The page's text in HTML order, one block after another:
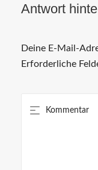
Antwort
Deine E-Mail-
Erforderliche